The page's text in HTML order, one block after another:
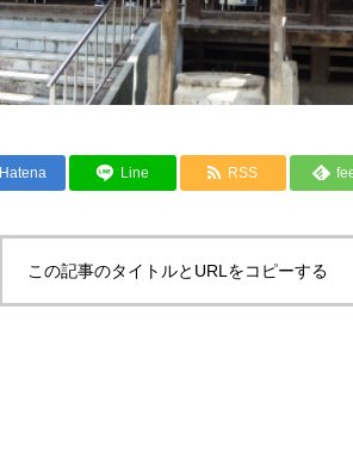
Hatena Line RSS
この記事のタイトルとURLをコピーする